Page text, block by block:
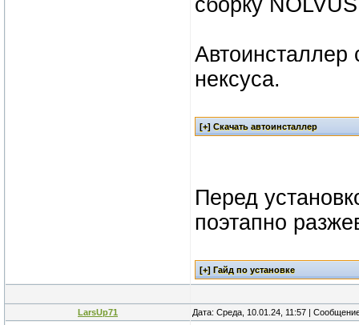
сборку
нексуса.
Перед
поэтапно
LarsUp71 Дата: Среда, 10.01.24, 11:57 |